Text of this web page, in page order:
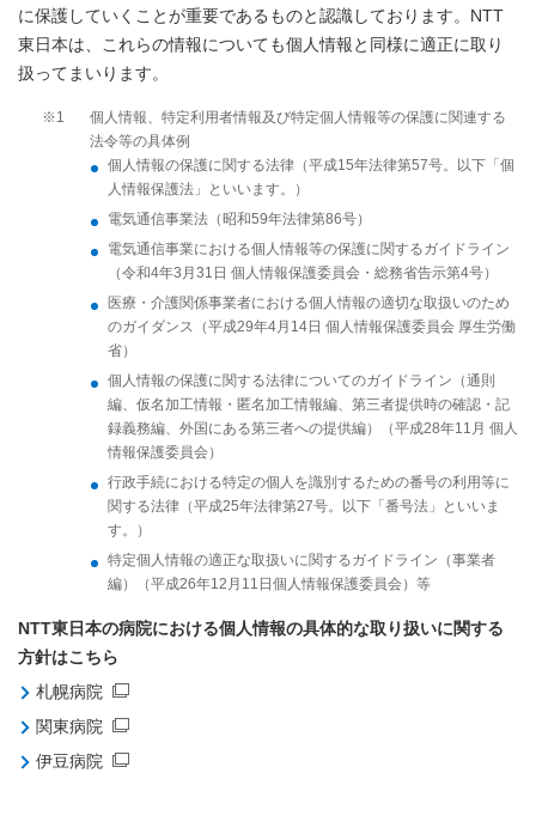
に保護していくことが重要であるものと認識しております。NTT
東日本は、これらの情報についても個人情報と同様に適正に取り
扱ってまいります。
※1
個人情報、特定利用者情報及び特定個人情報等の保護に関連する
法令等の具体例
個人情報の保護に関する法律（平成15年法律第57号。以下「個
人情報保護法」といいます。）
電気通信事業法（昭和59年法律第86号）
電気通信事業における個人情報等の保護に関するガイドライン
（令和4年3月31日 個人情報保護委員会・総務省告示第4号）
医療・介護関係事業者における個人情報の適切な取扱いのため
のガイダンス（平成29年4月14日 個人情報保護委員会 厚生労働
省）
個人情報の保護に関する法律についてのガイドライン（通則
編、仮名加工情報・匿名加工情報編、第三者提供時の確認・記
録義務編、外国にある第三者への提供編）（平成28年11月 個人
情報保護委員会）
行政手続における特定の個人を識別するための番号の利用等に
関する法律（平成25年法律第27号。以下「番号法」といいま
す。）
特定個人情報の適正な取扱いに関するガイドライン（事業者
編）（平成26年12月11日個人情報保護委員会）等
NTT東日本の病院における個人情報の具体的な取り扱いに関する
方針はこちら
札幌病院
関東病院
伊豆病院